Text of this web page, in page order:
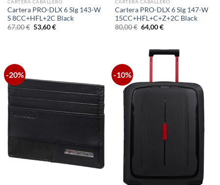
CARTERA CABALLERO
Cartera PRO-DLX 6 Slg 143-W
S 8CC+HFL+2C Black
67,00€ El
precio
53,60€El
CARTERA CABALLERO
Cartera PRO-DLX 6 Slg 147-W
15CC+HFL+C+Z+2C Black
80,00€ El
precio
80,00 €.
64,00€El
64,00 €.
-20% -10%